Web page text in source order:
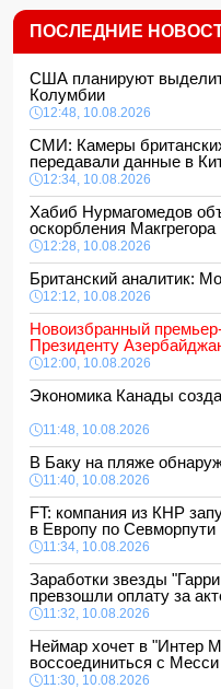
ПОСЛЕДНИЕ
США планируют
Колумбии
12:48, 10.08.2026
СМИ: Камеры
передавали данные в
12:34, 10.08.2026
Хабиб Нурмагомедов
оскорбления Макгрегора
12:28, 10.08.2026
Британский аналитик:
12:12, 10.08.2026
Новоизбранный
Президенту
12:00, 10.08.2026
Экономика Канады
11:48, 10.08.2026
В Баку на пляже
11:40, 10.08.2026
FT: компания из КНР
в Европу по Севморпути
11:34, 10.08.2026
Заработки звезды
превзошли оплату за
11:32, 10.08.2026
Неймар хочет в "Интер
воссоединиться с
11:30, 10.08.2026